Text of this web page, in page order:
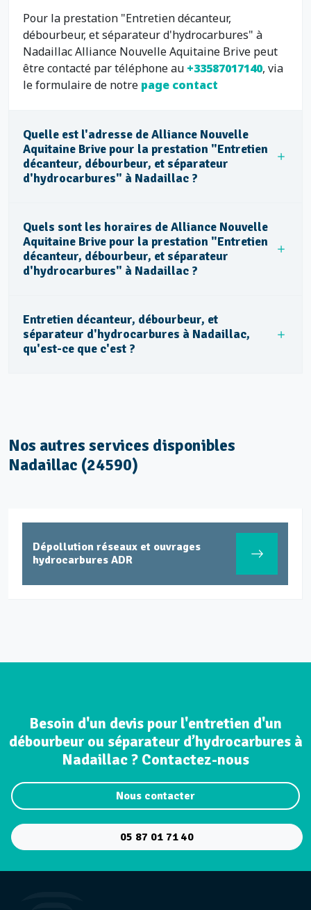
Pour la prestation "Entretien décanteur,
débourbeur, et séparateur d'hydrocarbures" à
Nadaillac Alliance Nouvelle Aquitaine Brive peut
être contacté par téléphone au +33587017140, via
le formulaire de notre page contact
Quelle est l'adresse de Alliance Nouvelle
Aquitaine Brive pour la prestation "Entretien
décanteur, débourbeur, et séparateur
d'hydrocarbures" à Nadaillac ?
Quels sont les horaires de Alliance Nouvelle
Aquitaine Brive pour la prestation "Entretien
décanteur, débourbeur, et séparateur
d'hydrocarbures" à Nadaillac ?
Entretien décanteur, débourbeur, et
séparateur d'hydrocarbures à Nadaillac,
qu'est-ce que c'est ?
Nos autres services disponibles
Nadaillac (24590)
Dépollution réseaux et ouvrages
hydrocarbures ADR
Besoin d'un devis pour l'entretien d'un
débourbeur ou séparateur d’hydrocarbures à
Nadaillac ? Contactez-nous
Nous contacter
05 87 01 71 40